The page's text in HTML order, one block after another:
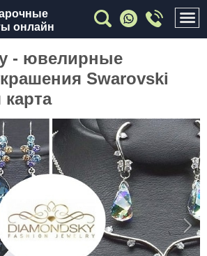
онлайн
- ювелирные
Swarovski